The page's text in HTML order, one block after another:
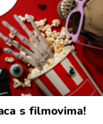
s filmovima!